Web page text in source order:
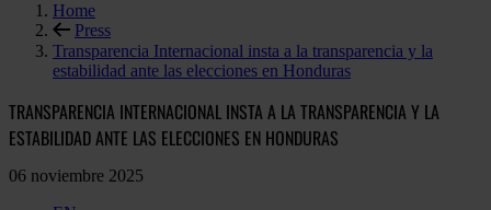
Home
Press
Transparencia Internacional insta a la transparencia y la
estabilidad ante las elecciones en Honduras
TRANSPARENCIA INTERNACIONAL INSTA A LA TRANSPARENCIA Y LA
ESTABILIDAD ANTE LAS ELECCIONES EN HONDURAS
06 noviembre 2025